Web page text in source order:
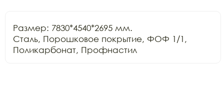
Размер: 7830*4540*2695 мм.
Сталь, Порошковое покрытие, ФОФ 1/1,
Поликарбонат, Профнастил